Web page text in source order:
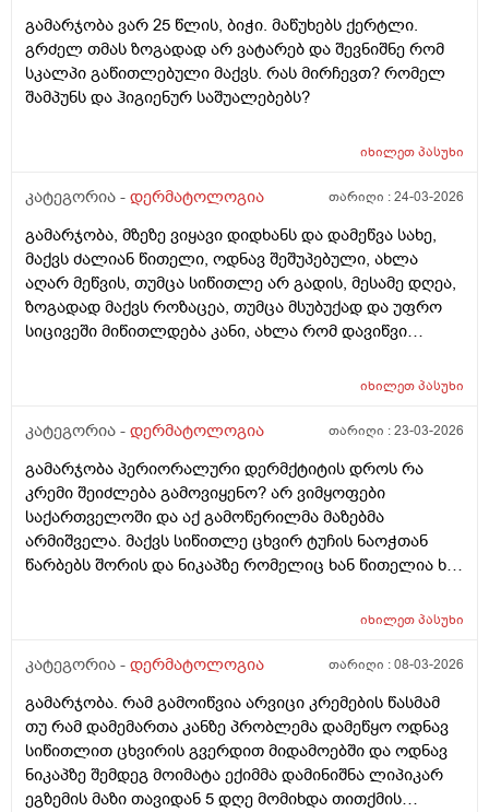
გამარჯობა ვარ 25 წლის, ბიჭი. მაწუხებს ქერტლი.
გრძელ თმას ზოგადად არ ვატარებ და შევნიშნე რომ
სკალპი გაწითლებული მაქვს. რას მირჩევთ? რომელ
შამპუნს და ჰიგიენურ საშუალებებს?
იხილეთპასუხი
კატეგორია - დერმატოლოგია თარიღი :24-03-2026
გამარჯობა, მზეზე ვიყავი დიდხანს და დამეწვა სახე,
მაქვს ძალიან წითელი, ოდნავ შეშუპებული, ახლა
აღარ მეწვის, თუმცა სიწითლე არ გადის, მესამე დღეა,
ზოგადად მაქვს როზაცეა, თუმცა მსუბუქად და უფრო
სიცივეში მიწითლდება კანი, ახლა რომ დავიწვი
შეიძლება რომ უფრო გამიღიზიანდეს? და ამიხილეთპასუხი
კატეგორია - დერმატოლოგია თარიღი :23-03-2026
გამარჯობა პერიორალური დერმქტიტის დროს რა
კრემი შეიძლება გამოვიყენო? არ ვიმყოფები
საქართველოში და აქ გამოწერილმა მაზებმა
არმიშველა. მაქვს სიწითლე ცხვირ ტუჩის ნაოჭთან
წარბებს შორის და ნიკაპზე რომელიც ხან წითელია ხან
მირჩიეთ რა მაზი შემიძლია გამოვიყენო. მადლობა
იხილეთპასუხი
კატეგორია - დერმატოლოგია თარიღი :08-03-2026
გამარჯობა. რამ გამოიწვია არვიცი კრემების წასმამ
თუ რამ დამემართა კანზე პრობლემა დამეწყო ოდნავ
სიწითლით ცხვირის გვერდით მიდამოებში და ოდნავ
ნიკაპზე შემდეგ მოიმატა ექიმმა დამინიშნა ლიპიკარ
ეგზემის მაზი თავიდან 5 დღე მომიხდა თითქმის